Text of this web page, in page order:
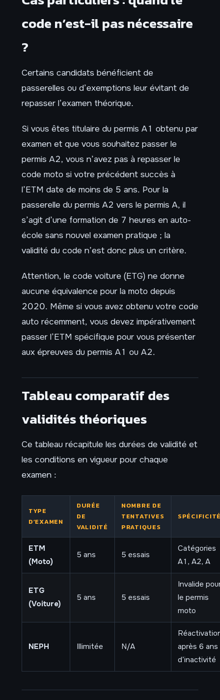
code n’est-il pas nécessaire
?
Certains candidats bénéficient de
passerelles ou d’exemptions leur évitant de
repasser l’examen théorique.
Si vous êtes titulaire du permis A1 obtenu par
examen et que vous souhaitez passer le
permis A2, vous n’avez pas à repasser le
code moto si votre précédent succès à
l’ETM date de moins de 5 ans. Pour la
passerelle du permis A2 vers le permis A, il
s’agit d’une formation de 7 heures en auto-
école sans nouvel examen pratique ; la
validité du code n’est donc plus un critère.
Attention, le code voiture (ETG) ne donne
aucune équivalence pour la moto depuis
2020. Même si vous avez obtenu votre code
auto récemment, vous devez impérativement
passer l’ETM spécifique pour vous présenter
aux épreuves du permis A1 ou A2.
Tableau comparatif des
validités théoriques
Ce tableau récapitule les durées de validité et
les conditions en vigueur pour chaque
examen :
TYPE
D’EXAMEN
DURÉE
DE
VALIDITÉ
NOMBRE DE
TENTATIVES
PRATIQUES
ETM
(Moto)
5 ans 5 essais
Catégories
A1, A2, A
ETG
(Voiture)
5 ans 5 essais
Invalide
le permis
moto
NEPH Illimitée N/A
après 6 ans
d’inactivité